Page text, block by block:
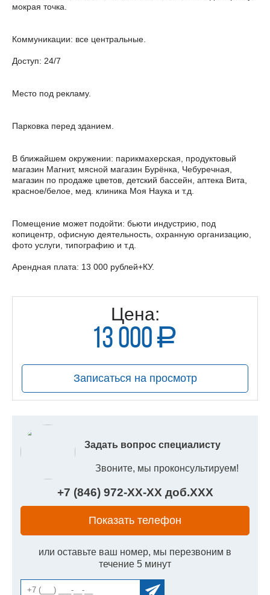
мокрая точка.
Коммуникации: все центральные.
Доступ: 24/7
Место под рекламу.
Парковка перед зданием.
В ближайшем окружении: парикмахерская, продуктовый
магазин Магнит, мясной магазин Бурёнка, Чебуречная,
магазин по продаже цветов, детский бассейн, аптека Вита,
красное/белое, мед. клиника Моя Наука и т.д.
Помещение может подойти: бьюти индустрию, под
копицентр, офисную деятельность, охранную организацию,
фото услуги, типографию и т.д.
Арендная плата: 13 000 рублей+КУ.
Цена:
13 000 a
руб.
Записаться на просмотр
Задать вопрос специалисту
Звоните, мы проконсультируем!
+7 (846) 972-XX-XXдоб.XXX
Показать телефон
или оставьте ваш номер, мы перезвоним в
течение 5 минут